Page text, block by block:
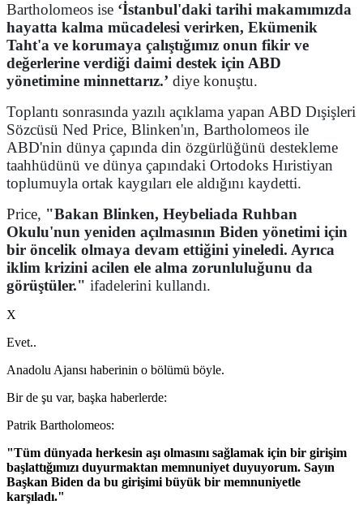
Bartholomeos ise ‘İstanbul'daki tarihi makamımızda
hayatta kalma mücadelesi verirken, Ekümenik
Taht'a ve korumaya çalıştığımız onun fikir ve
değerlerine verdiği daimi destek için ABD
yönetimine minnettarız.’ diye konuştu.
Toplantı sonrasında yazılı açıklama yapan ABD Dışişleri
Sözcüsü Ned Price, Blinken'ın, Bartholomeos ile
ABD'nin dünya çapında din özgürlüğünü destekleme
taahhüdünü ve dünya çapındaki Ortodoks Hıristiyan
toplumuyla ortak kaygıları ele aldığını kaydetti.
Price, "Bakan Blinken, Heybeliada Ruhban
Okulu'nun yeniden açılmasının Biden yönetimi için
bir öncelik olmaya devam ettiğini yineledi. Ayrıca
iklim krizini acilen ele alma zorunluluğunu da
görüştüler." ifadelerini kullandı.
X
Evet..
Anadolu Ajansı haberinin o bölümü böyle.
Bir de şu var, başka haberlerde:
Patrik Bartholomeos:
"Tüm dünyada herkesin aşı olmasını sağlamak için bir girişim
başlattığımızı duyurmaktan memnuniyet duyuyorum. Sayın
Başkan Biden da bu girişimi büyük bir memnuniyetle
karşıladı."